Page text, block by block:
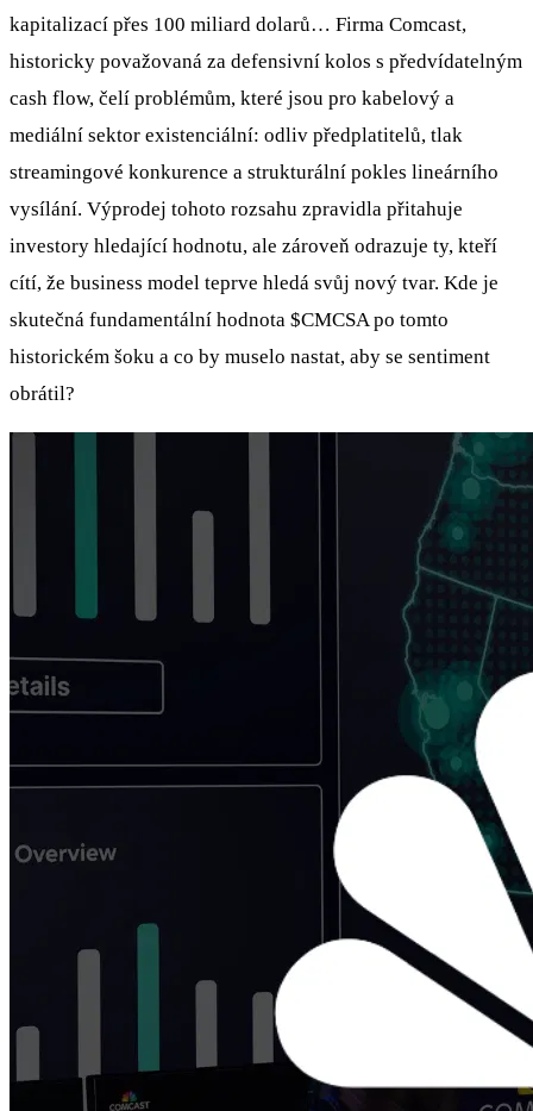
kapitalizací přes 100 miliard dolarů… Firma Comcast,
historicky považovaná za defensivní kolos s předvídatelným
cash flow, čelí problémům, které jsou pro kabelový a
mediální sektor existenciální: odliv předplatitelů, tlak
streamingové konkurence a strukturální pokles lineárního
vysílání. Výprodej tohoto rozsahu zpravidla přitahuje
investory hledající hodnotu, ale zároveň odrazuje ty, kteří
cítí, že business model teprve hledá svůj nový tvar. Kde je
skutečná fundamentální hodnota $CMCSApo tomto
historickém šoku a co by muselo nastat, aby se sentiment
obrátil?